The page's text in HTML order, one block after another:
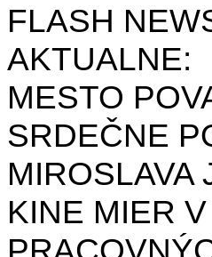
FLASH
AKTUALNE:
MESTO
SRDEČNE
MIROSLAVA
KINE MIER